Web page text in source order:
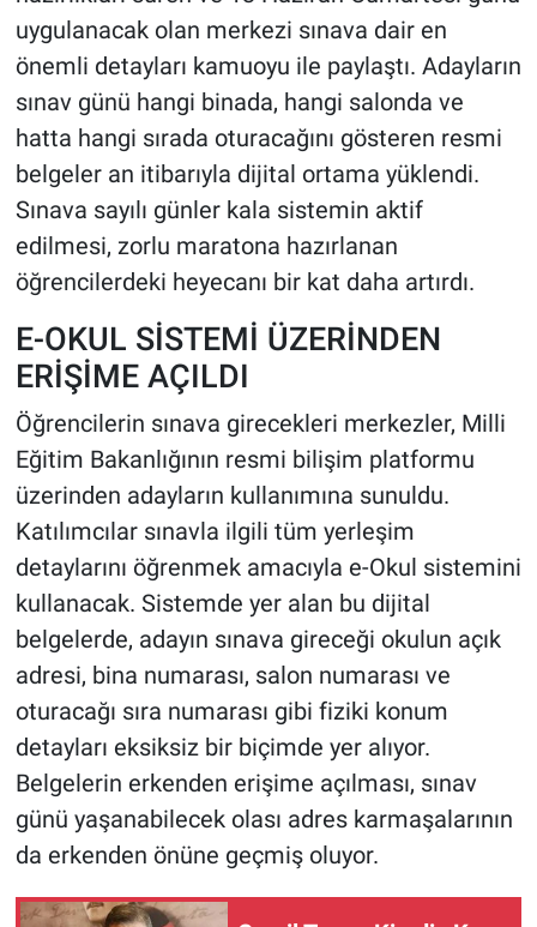
uygulanacak olan merkezi sınava dair en
önemli detayları kamuoyu ile paylaştı. Adayların
sınav günü hangi binada, hangi salonda ve
hatta hangi sırada oturacağını gösteren resmi
belgeler an itibarıyla dijital ortama yüklendi.
Sınava sayılı günler kala sistemin aktif
edilmesi, zorlu maratona hazırlanan
öğrencilerdeki heyecanı bir kat daha artırdı.
E-OKUL SİSTEMİ ÜZERİNDEN
ERİŞİME AÇILDI
Öğrencilerin sınava girecekleri merkezler, Milli
Eğitim Bakanlığının resmi bilişim platformu
üzerinden adayların kullanımına sunuldu.
Katılımcılar sınavla ilgili tüm yerleşim
detaylarını öğrenmek amacıyla e-Okul sistemini
kullanacak. Sistemde yer alan bu dijital
belgelerde, adayın sınava gireceği okulun açık
adresi, bina numarası, salon numarası ve
oturacağı sıra numarası gibi fiziki konum
detayları eksiksiz bir biçimde yer alıyor.
Belgelerin erkenden erişime açılması, sınav
günü yaşanabilecek olası adres karmaşalarının
da erkenden önüne geçmiş oluyor.